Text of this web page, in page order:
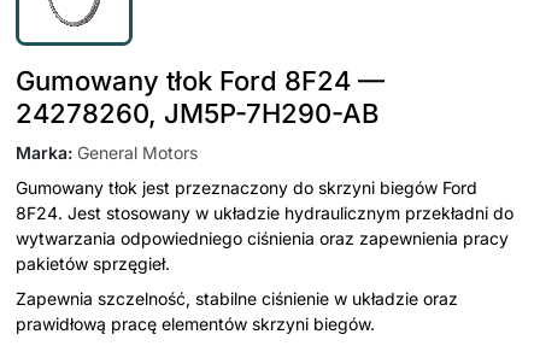
Gumowany tłok Ford 8F24 —
24278260, JM5P-7H290-AB
Marka: General Motors
Gumowany tłok jest przeznaczony do skrzyni biegów Ford
8F24. Jest stosowany w układzie hydraulicznym przekładni do
wytwarzania odpowiedniego ciśnienia oraz zapewnienia pracy
pakietów sprzęgieł.
Zapewnia szczelność, stabilne ciśnienie w układzie oraz
prawidłową pracę elementów skrzyni biegów.